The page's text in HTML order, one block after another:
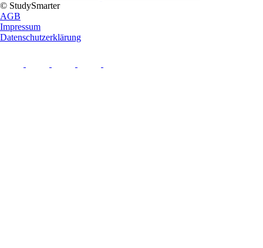
© StudySmarter
AGB
Impressum
Datenschutzerklärung